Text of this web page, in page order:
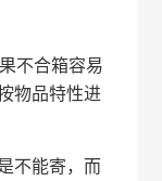
不合箱容易
物品特性进
不能寄，而